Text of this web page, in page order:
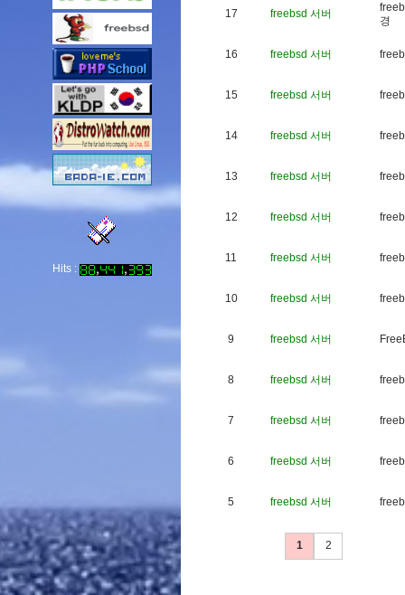
Hits :
17 freebsd 서버 freeb
경
16 freebsd 서버 freeb
15 freebsd 서버 freeb
14 freebsd 서버 freeb
13 freebsd 서버 freeb
12 freebsd 서버 freeb
11 freebsd 서버 freeb
10 freebsd 서버 freeb
9 freebsd 서버 Free
8 freebsd 서버 freeb
7 freebsd 서버 freeb
6 freebsd 서버 freeb
5 freebsd 서버 freeb
1 2